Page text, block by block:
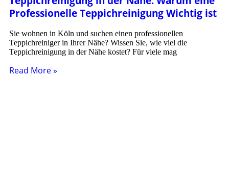
Professionelle Teppichreinigung Wichtig ist
Sie wohnen in Köln und suchen einen professionellen
Teppichreiniger in Ihrer Nähe? Wissen Sie, wie viel die
Teppichreinigung in der Nähe kostet? Für viele mag
Read More »